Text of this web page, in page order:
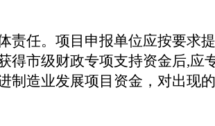
责任。项目申报单位应按要
得市级财政专项支持资金后,应
制造业发展项目资金，对出现